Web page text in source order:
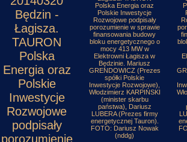
Będzin -
Łagisza.
TAURON
Polska
Energia oraz
Polskie
Inwestycje
Rozwojowe
podpisały
porozumienie
Polska Energia oraz
Polskie Inwestycje
Rozwojowe podpisały
porozumienie w sprawie
finansowania budowy
bloku energetycznego o
mocy 413 MW w
Elektrowni Łagisza w
Będzinie. Mariusz
GRENDOWICZ (Prezes
spółki Polskie
Inwestycje Rozwojowe),
Włodzimierz KARPIŃSKI
(minister skarbu
państwa), Dariusz
LUBERA (Prezes firmy
energetycznej Tauron).
FOTO: Dariusz Nowak
(nddg)